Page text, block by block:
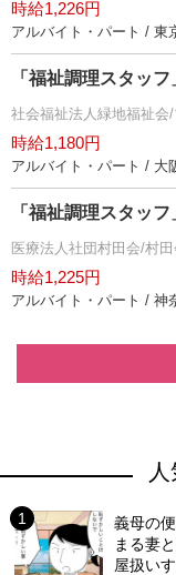
時給1,226円
アルバイト・パート / 東
「福祉調理スタッ
社会福祉法人緑地福祉会
時給1,180円
アルバイト・パート / 大
「福祉調理スタッ
医療法人社団村田会/村
時給1,225円
アルバイト・パート / 神
義母の
まる妻
屋扱い